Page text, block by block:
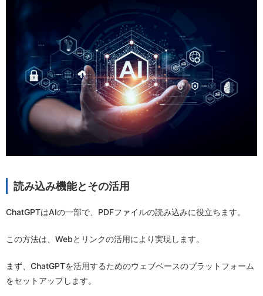
読み込み機能とその活用
ChatGPTはAIの一部で、PDFファイルの読み込みに役立ちます。
この方法は、Webとリンクの活用により実現します。
まず、ChatGPTを活用するためのウェブベースのプラットフォーム
をセットアップします。